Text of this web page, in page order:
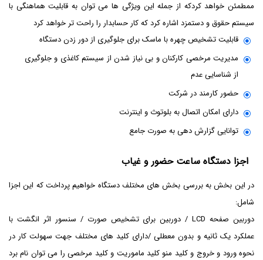
ممطمئن خواهد کردکه از جمله این ویژگی ها می توان به قابلیت هماهنگی با
سیستم حقوق و دستمزد اشاره کرد که کار حسابدار را راحت تر خواهد کرد
قابلیت تشخیص چهره با ماسک برای جلوگیری از دور زدن دستگاه
مدیریت مرخصی کارکنان و بی نیاز شدن از سیستم کاغذی و جلوگیری
از شناسایی عدم
حضور کارمند در شرکت
دارای امکان اتصال به بلوتوث و اینترنت
توانایی گزارش دهی به صورت جامع
اجزا دستگاه ساعت حضور و غیاب
در این بخش به بررسی بخش های مختلف دستگاه خواهیم پرداخت که این اجزا
شامل:
دوربین صفحه LCD / دوربین برای تشخیص صورت / سنسور اثر انگشت با
عملکرد یک ثانیه و بدون معطلی /دارای کلید های مختلف جهت سهولت کار در
نحوه ورود و خروج و کلید منو کلید ماموریت و کلید مرخصی را می توان نام برد